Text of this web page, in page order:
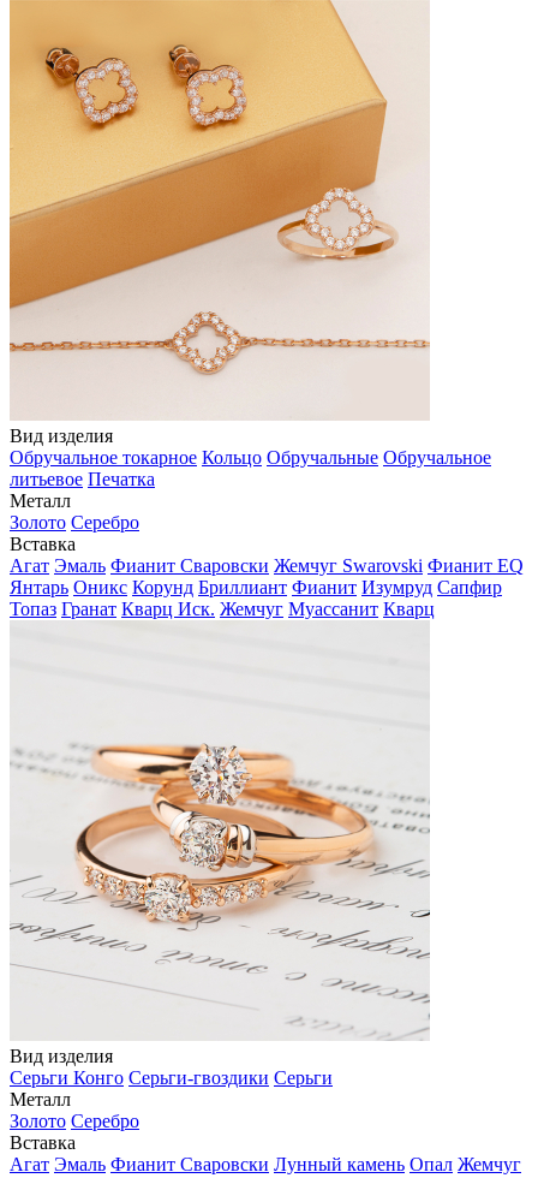
Вид изделия
Обручальное токарное Кольцо Обручальные Обручальное
литьевое Печатка
Металл
Золото Серебро
Вставка
Агат Эмаль Фианит Сваровски Жемчуг Swarovski Фианит EQ
Янтарь Оникс Корунд Бриллиант Фианит Изумруд Сапфир
Топаз Гранат Кварц Иск. Жемчуг Муассанит Кварц
Вид изделия
Серьги Конго Серьги-гвоздики Серьги
Металл
Золото Серебро
Вставка
Агат Эмаль Фианит Сваровски Лунный камень Опал Жемчуг